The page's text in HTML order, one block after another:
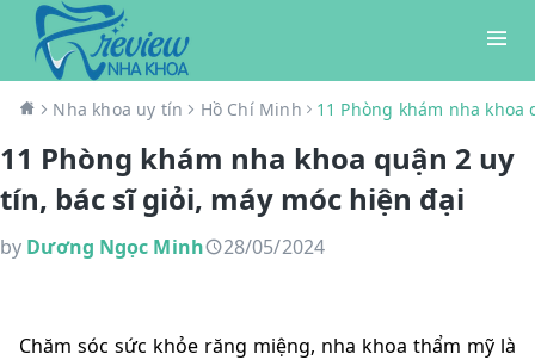
Nha khoa uy tín Hồ Chí Minh 11 Phòng khám nha
11 Phòng khám nha khoa quận 2 uy
tín, bác sĩ giỏi, máy móc hiện đại
by Dương Ngọc Minh 28/05/2024
Chăm sóc sức khỏe răng miệng, nha khoa thẩm mỹ là